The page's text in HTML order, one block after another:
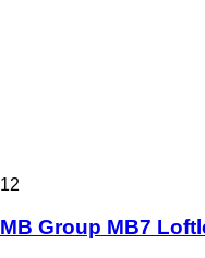
12
MB Group MB7